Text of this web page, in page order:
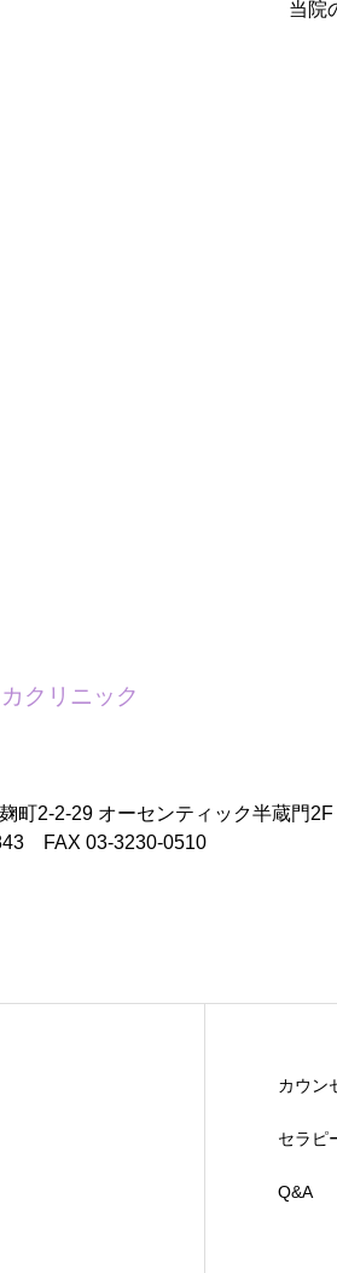
当院
クリニック
町2-2-29 オーセンティック半蔵門2F
FAX 03-3230-0510
カウン
セラピ
Q&A